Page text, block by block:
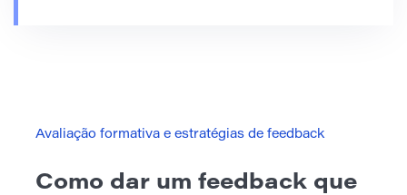
Avaliação formativa e estratégias de feedback
Como dar um feedback que